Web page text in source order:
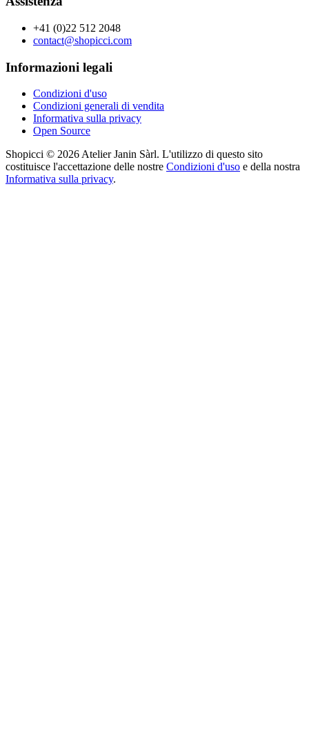
+41 (0)22 512 2048
contact@shopicci.com
Informazioni legali
Condizioni d'uso
Condizioni generali di vendita
Informativa sulla privacy
Open Source
Shopicci © 2026 Atelier Janin Sàrl. L'utilizzo di questo sito
costituisce l'accettazione delle nostre Condizioni d'uso e della nostra
Informativa sulla privacy.